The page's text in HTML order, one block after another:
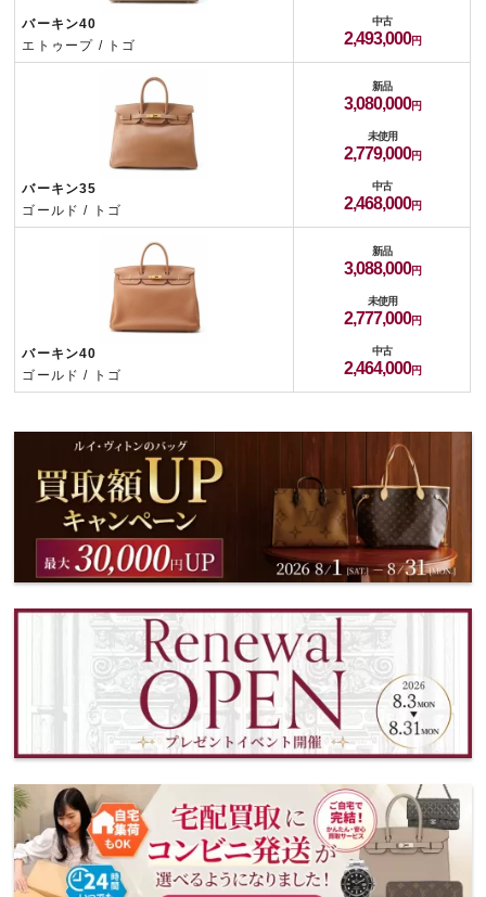
バーキン40
エトゥープ / トゴ
中古
2,493,000
バーキン35
ゴールド / トゴ
新品
3,080,000
未使用
2,779,000
中古
2,468,000
バーキン40
ゴールド / トゴ
新品
3,088,000
未使用
2,777,000
中古
2,464,000